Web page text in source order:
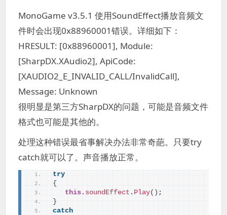
MonoGame v3.5.1 使用SoundEffect播放音频文
件时会出现0x88960001错误。详细如下：
HRESULT: [0x88960001], Module:
[SharpDX.XAudio2], ApiCode:
[XAUDIO2_E_INVALID_CALL/InvalidCall],
Message: Unknown
很明显是第三方SharpDX的问题，可能是音频文件
格式也可能是其他的。
处理这种错误最省事解决办法非常奇葩。只要try
catch就可以了。声音播放正常。
try
{
this . soundEffect . Play() ;
}
catch